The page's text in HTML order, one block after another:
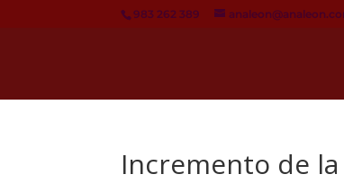
983 262 389
Incremento de